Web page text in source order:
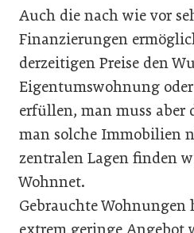
Auch die nach wie vor
Finanzierungen
derzeitigen Preise den
Eigentumswohnung
erfüllen, man muss aber
man solche Immobilien
zentralen Lagen finden
Wohnnet.
Gebrauchte Wohnungen